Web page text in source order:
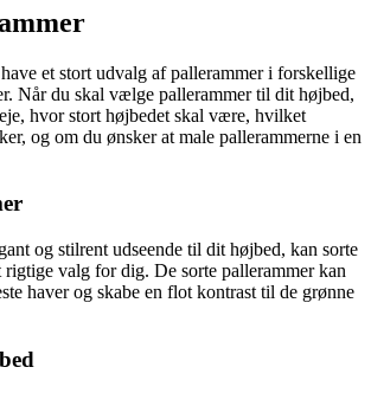
et stort udvalg af pallerammer i forskellige
Når du skal vælge pallerammer til dit højbed,
hvor stort højbedet skal være, hvilket
og om du ønsker at male pallerammerne i en
og stilrent udseende til dit højbed, kan sorte
valg for dig. De sorte pallerammer kan
haver og skabe en flot kontrast til de grønne